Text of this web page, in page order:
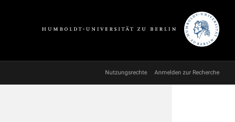
Nutzungsrechte Anmelden zur Recherche